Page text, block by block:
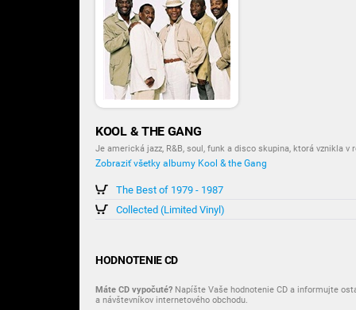
KOOL & THE GANG
Je americká jazz, R&B, soul, funk a disco skupina, ktorá vznikla v
Zobraziť všetky albumy Kool & the Gang
The Best of 1979 - 1987
Collected (Limited Vinyl)
HODNOTENIE CD
Máte CD vypočuté? Napíšte Vaše hodnotenie CD a informujte
a návštevníkov internetového obchodu.